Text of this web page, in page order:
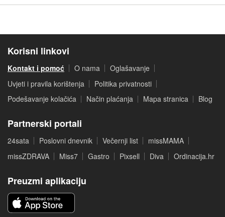
Korisni linkovi
Kontakt i pomoć O nama
Oglašavanje
Uvjeti i pravila korištenja
Politika privatnosti
Podešavanje kolačića
Način plaćanja Mapa stranica Blog
Partnerski portali
24sata Poslovni dnevnik Večernji list
missMAMA
missZDRAVA
Miss7 Gastro Pixsell Diva Ordinacija.hr
Preuzmi aplikaciju